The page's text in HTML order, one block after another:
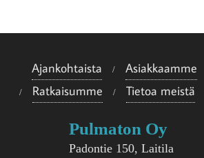
s
i
n
Ajankohtaista Asiakkaamme
Ratkaisumme
Tietoa meistä
Pulmaton Oy
Padontie 150, Laitila